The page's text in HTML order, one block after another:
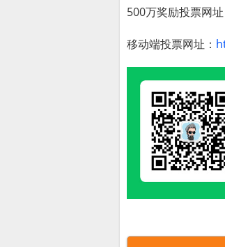
500万奖励投票网址
移动端投票网址：